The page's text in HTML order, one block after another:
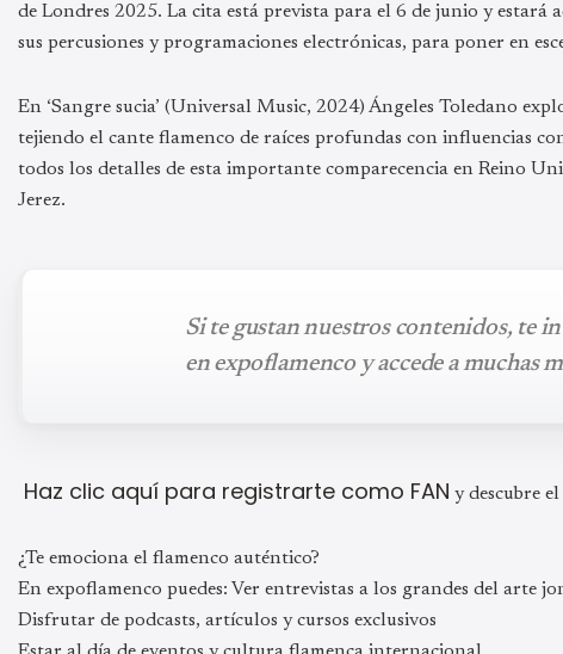
de Londres 2025. La cita está prevista para el 6 de junio y
sus percusiones y programaciones electrónicas, para poner en
En ‘Sangre sucia’ (Universal Music, 2024) Ángeles Toledano
tejiendo el cante flamenco de raíces profundas con influencias
todos los detalles de esta importante comparecencia en Reino
Jerez.
Si te gustan nuestros contenidos, te
en expoflamenco y accede a muchas
Haz clic aquí para registrarte como FAN y descubre
¿Te emociona el flamenco auténtico?
En expoflamenco puedes: Ver entrevistas a los grandes del arte
Disfrutar de podcasts, artículos y cursos exclusivos